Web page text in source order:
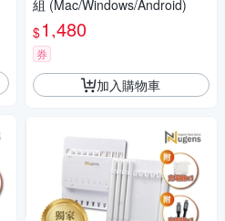
組 (Mac/Windows/Android)
$1,480
券
加入購物車